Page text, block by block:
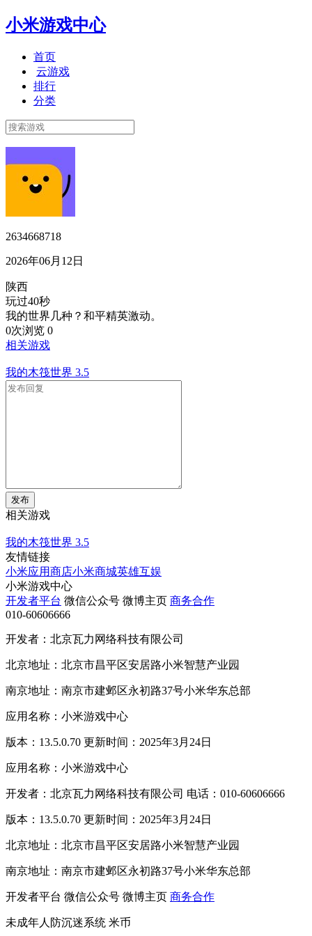
小米游戏中心
首页
云游戏
排行
分类
2634668718
2026年06月12日
陕西
玩过40秒
我的世界几种？和平精英激动。
0次浏览 0
相关游戏
我的木筏世界 3.5
发布
相关游戏
我的木筏世界 3.5
友情链接
小米应用商店小米商城英雄互娱
小米游戏中心
开发者平台 微信公众号 微博主页 商务合作
010-60606666
开发者：北京瓦力网络科技有限公司
北京地址：北京市昌平区安居路小米智慧产业园
南京地址：南京市建邺区永初路37号小米华东总部
应用名称：小米游戏中心
版本：13.5.0.70 更新时间：2025年3月24日
应用名称：小米游戏中心
开发者：北京瓦力网络科技有限公司 电话：010-60606666
版本：13.5.0.70 更新时间：2025年3月24日
北京地址：北京市昌平区安居路小米智慧产业园
南京地址：南京市建邺区永初路37号小米华东总部
开发者平台 微信公众号 微博主页 商务合作
未成年人防沉迷系统 米币